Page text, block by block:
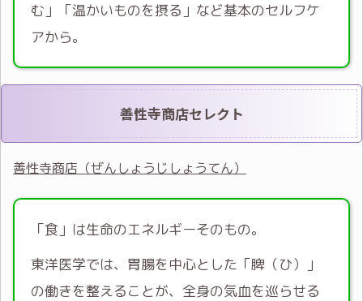
む」「温かいものを摂る」など基本のセルフケ
アから。
善性寺商店セレクト
善性寺商店（ぜんしょうじしょうてん）
「食」は生命のエネルギーそのもの。
東洋医学では、胃腸を中心とした「脾（ひ）」
の働きを整えることが、全身の気血を巡らせる